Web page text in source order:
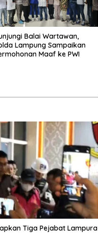
Balai Wartawan,
Lampung Sampaikan
Maaf ke PWI
Tiga Pejabat Lampura